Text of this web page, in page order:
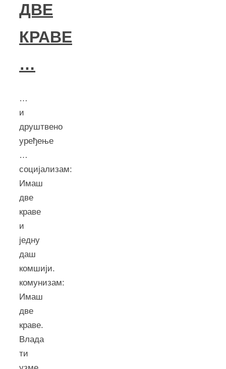
ДВЕ
КРАВЕ
…
…
и
друштвено
уређење
…
социјализам:
Имаш
две
краве
и
једну
даш
комшији.
комунизам:
Имаш
две
краве.
Влада
ти